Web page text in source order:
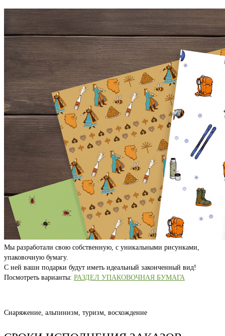
Мы разработали свою собственную, с уникальными рисунками,
упаковочную бумагу.
С ней ваши подарки будут иметь идеальный законченный вид!
Посмотреть варианты: РАЗДЕЛ УПАКОВОЧНАЯ БУМАГА
Снаряжение, альпинизм, туризм, восхождение